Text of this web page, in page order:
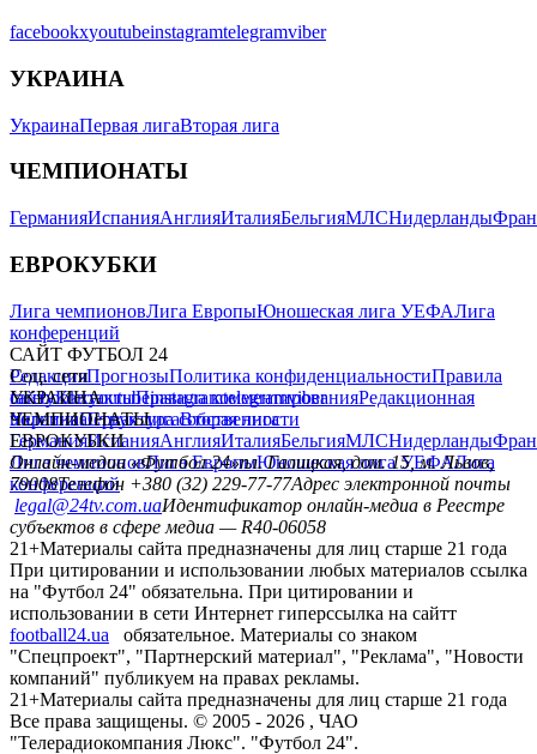
facebookxyoutubeinstagramtelegramviber
УКРАИНА
УкраинаПервая лигаВторая лига
ЧЕМПИОНАТЫ
ГерманияИспанияАнглияИталияБельгияМЛСНидерланды
ЕВРОКУБКИ
Лига чемпионовЛига ЕвропыЮношеская лига УЕФАЛига
конференций
САЙТ ФУТБОЛ 24
РедакцияПрогнозыПолитика конфиденциальностиПравила
сайтуКонтактыПравила комментированияРедакционная
политикаСтруктура собственности
Соц. сети
facebookxyoutubeinstagramtelegramviber
УКРАИНА
УкраинаПервая лигаВторая лига
ЧЕМПИОНАТЫ
ГерманияИспанияАнглияИталияБельгияМЛСНидерланды
ЕВРОКУБКИ
Лига чемпионовЛига ЕвропыЮношеская лига УЕФАЛига
конференций
Онлайн-медиа «Футбол 24»пл. Галицкая, дом. 15, м. Львов,
79008Телефон +380 (32) 229-77-77Адрес электронной почты
legal@24tv.com.uaИдентификатор онлайн-медиа в Реестре
субъектов в сфере медиа — R40-06058
21+Материалы сайта предназначены для лиц старше 21 года
При цитировании и использовании любых материалов ссылка
на "Футбол 24" обязательна. При цитировании и
использовании в сети Интернет гиперссылка на сайтт
football24.ua
обязательное. Материалы со знаком
"Спецпроект", "Партнерский материал", "Реклама", "Новости
компаний" публикуем на правах рекламы.
21+Материалы сайта предназначены для лиц старше 21 года
Все права защищены. © 2005 - 2026 , ЧАО
"Телерадиокомпания Люкс". "Футбол 24".